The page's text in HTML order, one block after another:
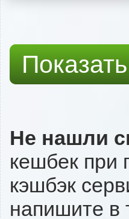
Не нашли
кешбек при
кэшбэк
напишите в